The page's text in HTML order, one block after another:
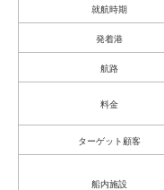
就航時期
発着港
航路
料金
ターゲット顧客
船内施設